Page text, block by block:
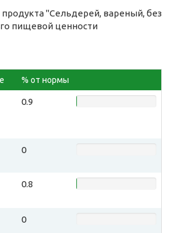
"Сельдерей, вареный, без
пищевой ценности
% от нормы
0.9
0
0.8
0